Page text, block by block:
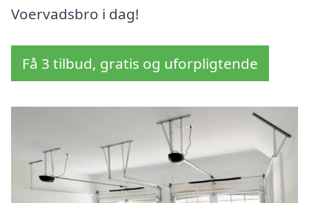
Voervadsbro i dag!
Få 3 tilbud, gratis og uforpligtende